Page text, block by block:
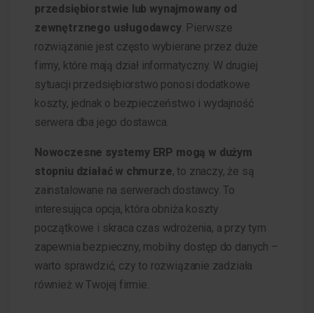
przedsiębiorstwie lub wynajmowany od
zewnętrznego usługodawcy. Pierwsze
rozwiązanie jest często wybierane przez duże
firmy, które mają dział informatyczny. W drugiej
sytuacji przedsiębiorstwo ponosi dodatkowe
koszty, jednak o bezpieczeństwo i wydajność
serwera dba jego dostawca.
Nowoczesne systemy ERP mogą w dużym
stopniu działać w chmurze, to znaczy, że są
zainstalowane na serwerach dostawcy. To
interesująca opcja, która obniża koszty
początkowe i skraca czas wdrożenia, a przy tym
zapewnia bezpieczny, mobilny dostęp do danych –
warto sprawdzić, czy to rozwiązanie zadziała
również w Twojej firmie.